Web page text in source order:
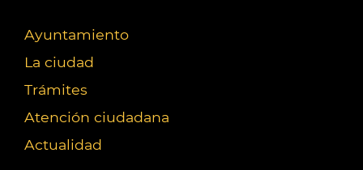
Ayuntamiento
La ciudad
Trámites
Atención ciudadana
Actualidad